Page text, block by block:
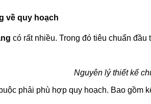
về quy hoạch
có rất nhiều. Trong đó tiêu chuẩn
Nguyên lý thiết kế
phải phù hợp quy hoạch. Bao